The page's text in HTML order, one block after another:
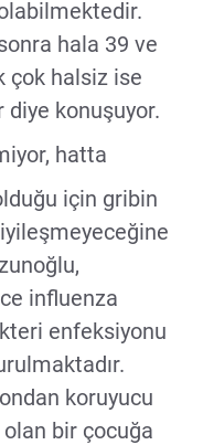
hala 39 ve
çok halsiz ise
konuşuyor.
hatta
için gribin
influenza
enfeksiyonu
koruyucu
bir çocuğa